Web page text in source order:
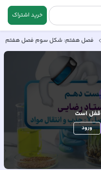
خرید اشتراک
فصل هفتم: شکل سوم فصل هفتم
قفل است
ورود